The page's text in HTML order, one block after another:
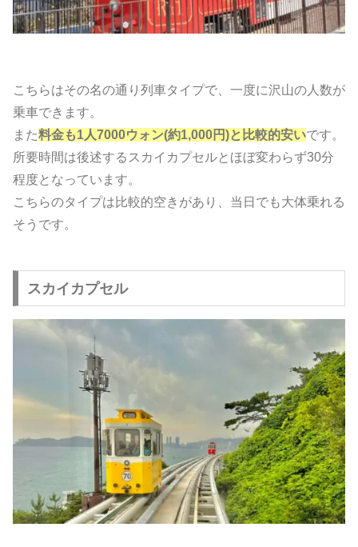
こちらはその名の通り列車タイプで、一度に沢山の人数が
乗車できます。
また料金も1人7000ウォン(約1,000円)と比較的安いです。
所要時間は後述するスカイカプセルとほぼ変わらず30分
程度となっています。
こちらのタイプは比較的空きがあり、当日でも大体乗れる
そうです。
スカイカプセル